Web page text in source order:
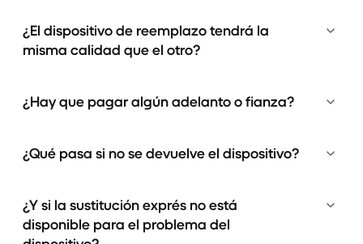
¿El dispositivo de reemplazo tendrá la
misma calidad que el otro?
¿Hay que pagar algún adelanto o fianza?
¿Qué pasa si no se devuelve el dispositivo?
¿Y si la sustitución exprés no está
disponible para el problema del